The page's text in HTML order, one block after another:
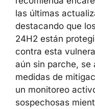
las últimas
destacando que
24H2 están
contra esta
aún sin parche, se
medidas de
un monitoreo
sospechosas